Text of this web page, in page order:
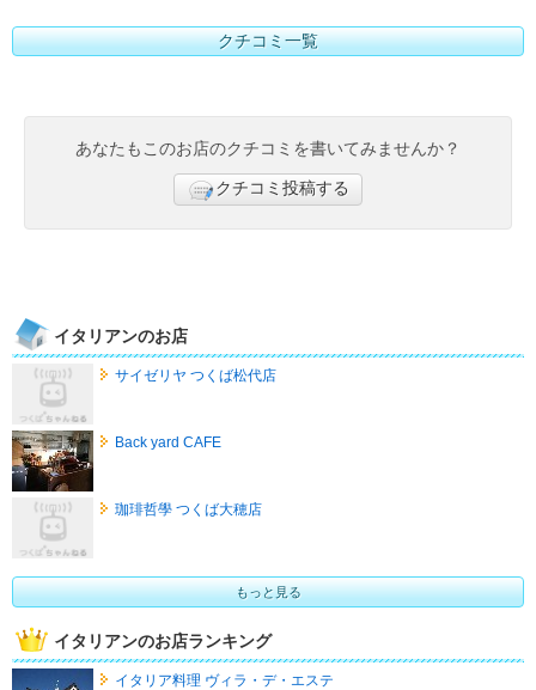
クチコミ一覧
あなたもこのお店のクチコミを書いてみませんか？
クチコミ投稿する
イタリアンのお店
サイゼリヤ つくば松代店
Back yard CAFE
珈琲哲學 つくば大穂店
もっと見る
イタリアンのお店ランキング
イタリア料理 ヴィラ・デ・エステ